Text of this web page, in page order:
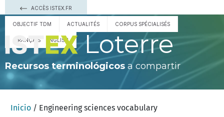
ACCÈS ISTEX.FR
OBJECTIF TDM ACTUALITÉS CORPUS SPÉCIALISÉS
FRANÇAIS ENGLISH Loterre
Recursos terminológicos a compartir
Inicio / Engineering sciences vocabulary